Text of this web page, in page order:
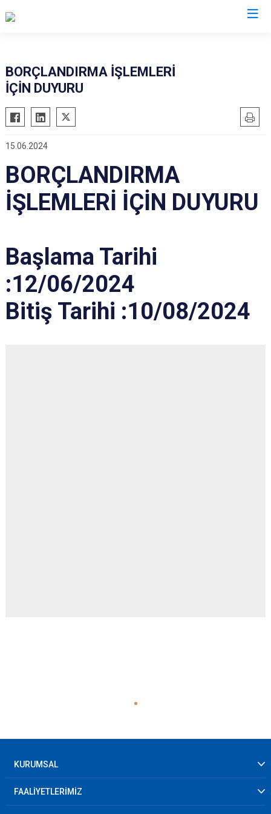
BORÇLANDIRMA İŞLEMLERİ
İÇİN DUYURU
15.06.2024
BORÇLANDIRMA
İŞLEMLERİ İÇİN DUYURU
Başlama Tarihi
:12/06/2024
​​Bitiş Tarihi :10/08/2024
KURUMSAL
FAALİYETLERİMİZ